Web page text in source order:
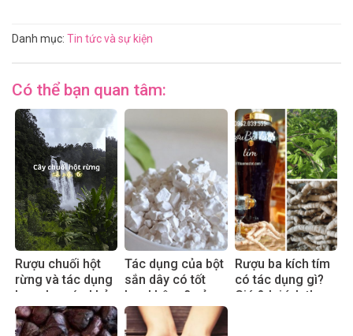
Danh mục: Tin tức và sự kiện
Có thể bạn quan tâm:
Rượu chuối hột
rừng và tác dụng
hay cho sức khỏe
Tác dụng của bột
sắn dây có tốt
hay không? sử
dụng đúng cách
hiệu quả
Rượu ba kích tím
có tác dụng gì?
Giá & lợi ích thực